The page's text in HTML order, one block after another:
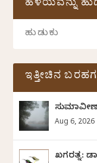
ಹಳೆಯವನ್ನು
ಇತ್ತೀಚಿನ
Aug 6, 2026
ಖಗರತ್ನ: